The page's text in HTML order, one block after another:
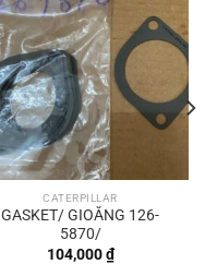
CATERPILLAR
GASKET/ GIOĂNG 126-
5870/
104,000₫